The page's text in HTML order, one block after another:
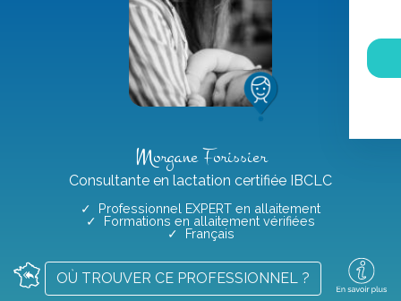
Morgane Forissier
Consultante en lactation certifiée IBCLC
✓ Professionnel EXPERT en allaitement
✓ Formations en allaitement vérifiées
✓ Français
OÙ TROUVER CE PROFESSIONNEL ?